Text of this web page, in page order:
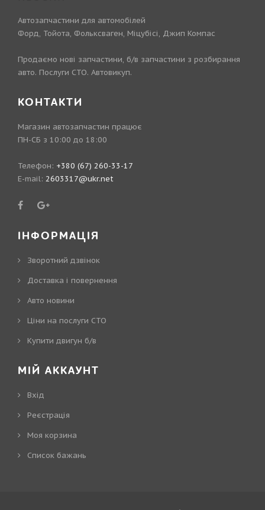
Автозапчастини для автомобілей
Форд, Тойота, Фольксваген, Міцубісі, Джип Компас
Продаємо нові запчастини, б/в запчастини з розбирання
авто. Послуги СТО. Автовикуп.
КОНТАКТИ
Магазин автозапчастин працює
ПН-СБ з 10:00 до 18:00
Телефон: +380 (67) 260-33-17
E-mail: 2603317@ukr.net
ІНФОРМАЦІЯ
Зворотний дзвінок
Доставка і повернення
Авто новини
Ціни на послуги СТО
Купити двигун б/в
МІЙ АККАУНТ
Вхід
Реєстрація
Моя корзина
Cписок бажань